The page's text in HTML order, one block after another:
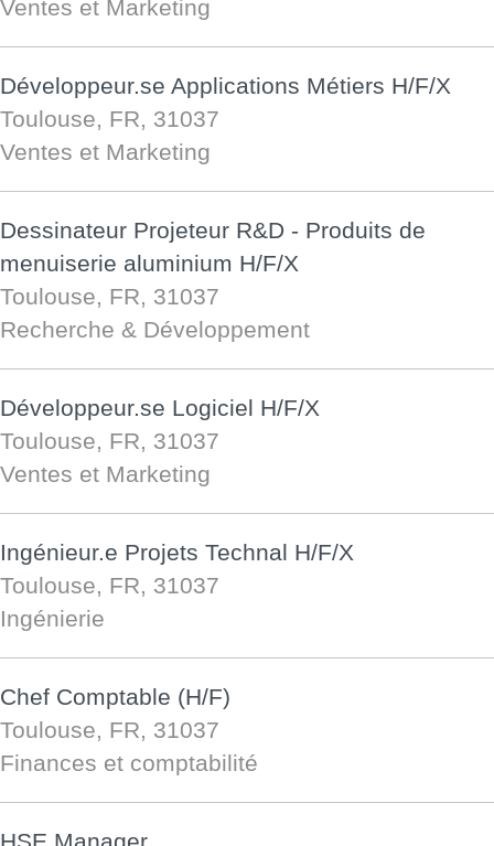
Ventes et Marketing
Développeur.se Applications Métiers H/F/X
Toulouse, FR, 31037
Ventes et Marketing
Dessinateur Projeteur R&D - Produits de
menuiserie aluminium H/F/X
Toulouse, FR, 31037
Recherche & Développement
Développeur.se Logiciel H/F/X
Toulouse, FR, 31037
Ventes et Marketing
Ingénieur.e Projets Technal H/F/X
Toulouse, FR, 31037
Ingénierie
Chef Comptable (H/F)
Toulouse, FR, 31037
Finances et comptabilité